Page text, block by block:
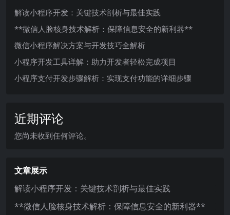
解读小程序开发：关键技术剖析与最佳实践
**微信人脸核身技术解析：保障信息安全的新利器**
微信小程序解决方案与开发技巧全解析
小程序开发工具详解：助力开发者轻松完成项目
小程序支付开发步骤解析：实现支付功能的详细步骤
近期评论
您尚未收到任何评论。
文章展示
解读小程序开发：关键技术剖析与最佳实践
**微信人脸核身技术解析：保障信息安全的新利器**